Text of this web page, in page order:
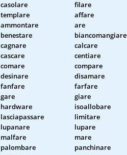
casolare
filare
templare
affare
ammontare
are
benestare
biancomangiare
cagnare
calcare
cascare
centiare
comare
compare
desinare
disamare
fanfare
farfare
gare
giare
hardware
isoallobare
lasciapassare
limitare
lupanare
lupare
malfare
mare
palombare
panchinare